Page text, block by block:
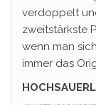
verdoppelt
zweitstärkste
wenn man
immer das